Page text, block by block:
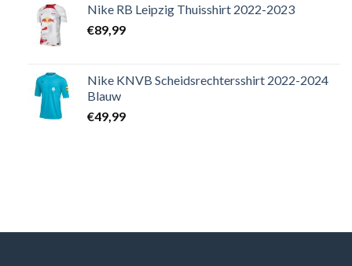
Nike RB Leipzig Thuisshirt 2022-2023
€89,99
Nike KNVB Scheidsrechtersshirt 2022-2024
Blauw
€49,99